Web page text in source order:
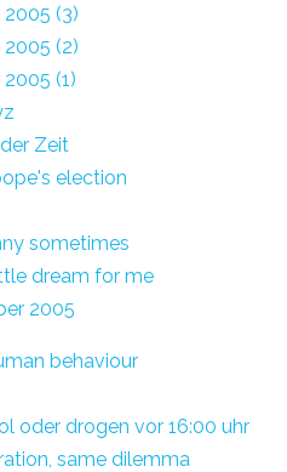
(3)
(2)
(1)
Zeit
election
sometimes
dream for me
2005
behaviour
oder drogen vor 16:00 uhr
same dilemma